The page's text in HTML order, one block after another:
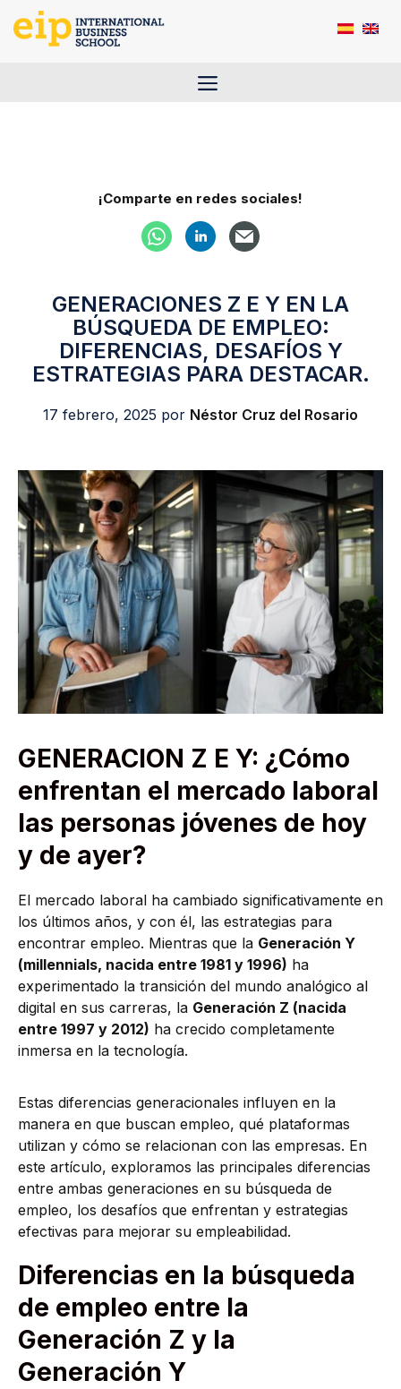
Saltar
Menú
¡Comparte en redes sociales!
GENERACIONES Z E Y EN LA
BÚSQUEDA DE EMPLEO:
DIFERENCIAS, DESAFÍOS Y
ESTRATEGIAS PARA DESTACAR.
17 febrero, 2025 por Néstor Cruz del Rosario
GENERACION Z E Y: ¿Cómo
enfrentan el mercado laboral
las personas jóvenes de hoy
y de ayer?
El mercado laboral ha cambiado significativamente en
los últimos años, y con él, las estrategias para
encontrar empleo. Mientras que la Generación Y
(millennials, nacida entre 1981 y 1996) ha
experimentado la transición del mundo analógico al
digital en sus carreras, la Generación Z (nacida
entre 1997 y 2012) ha crecido completamente
inmersa en la tecnología.
Estas diferencias generacionales influyen en la
manera en que buscan empleo, qué plataformas
utilizan y cómo se relacionan con las empresas. En
este artículo, exploramos las principales diferencias
entre ambas generaciones en su búsqueda de
empleo, los desafíos que enfrentan y estrategias
efectivas para mejorar su empleabilidad.
Diferencias en la búsqueda
de empleo entre la
Generación Z y la
Generación Y